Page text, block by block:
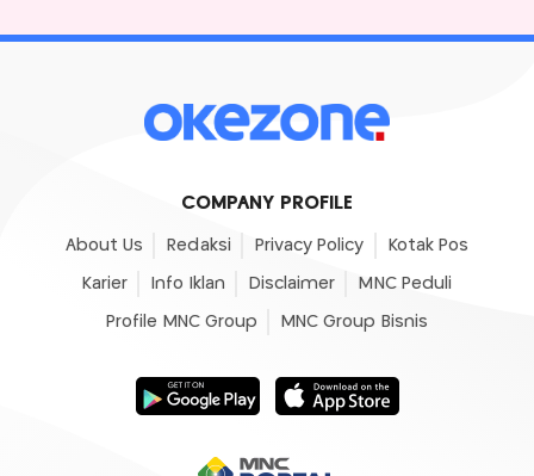
COMPANY PROFILE
About Us Redaksi Privacy Policy Kotak Pos
Karier Info Iklan Disclaimer MNC Peduli
Profile MNC Group MNC Group Bisnis